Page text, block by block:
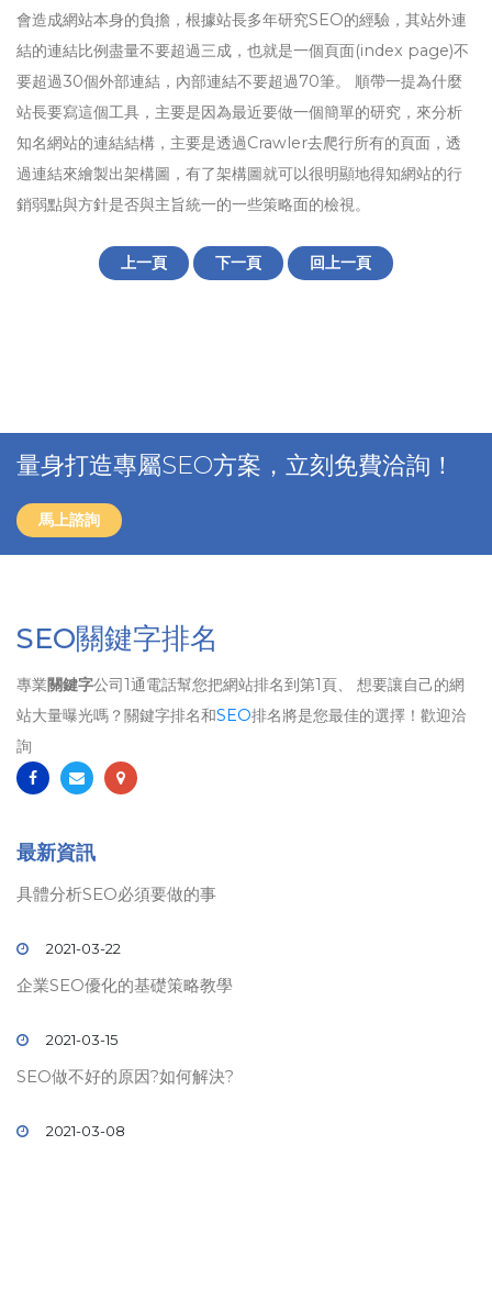
會造成網站本身的負擔，根據站長多年研究SEO的經驗，其站外連
結的連結比例盡量不要超過三成，也就是一個頁面(index page)不
要超過30個外部連結，內部連結不要超過70筆。 順帶一提為什麼
站長要寫這個工具，主要是因為最近要做一個簡單的研究，來分析
知名網站的連結結構，主要是透過Crawler去爬行所有的頁面，透
過連結來繪製出架構圖，有了架構圖就可以很明顯地得知網站的行
銷弱點與方針是否與主旨統一的一些策略面的檢視。
上一頁 下一頁 回上一頁
量身打造專屬SEO方案，立刻免費洽詢！
馬上諮詢
SEO關鍵字排名
專業關鍵字公司1通電話幫您把網站排名到第1頁、 想要讓自己的網
站大量曝光嗎？關鍵字排名和SEO排名將是您最佳的選擇！歡迎洽
詢
最新資訊
具體分析SEO必須要做的事
2021-03-22
企業SEO優化的基礎策略教學
2021-03-15
SEO做不好的原因?如何解決?
2021-03-08